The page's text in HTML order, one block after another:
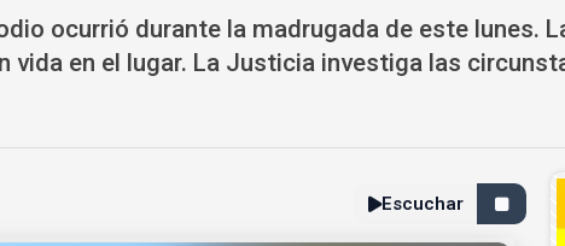
ocurrió durante la madrugada de este lunes.
vida en el lugar. La Justicia investiga las
Escuchar